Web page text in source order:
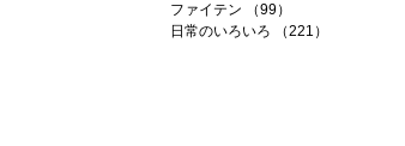
ファイテン
（99）
日常のいろいろ
（221）